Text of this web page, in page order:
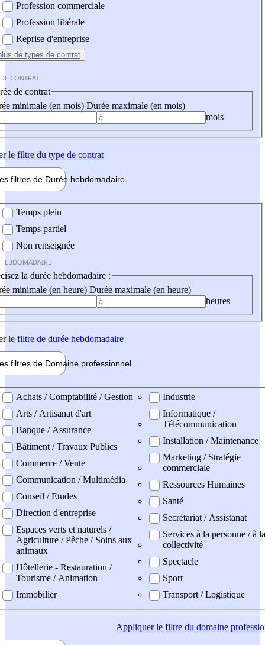
Profession commerciale
Profession libérale
Reprise d'entreprise
de types de contrat
CONTRAT
de contrat
minimale (en mois) Durée maximale (en mois)
mois
le filtre du type de contrat
filtres de Durée hebdomadaire
Temps plein
Temps partiel
Non renseignée
la durée hebdomadaire :
minimale (en heure) Durée maximale (en heure)
heures
le filtre de durée hebdomadaire
filtres de Domaine professionnel
professionel
Achats / Comptabilité / Gestion
Arts / Artisanat d'art
Banque / Assurance
Bâtiment / Travaux Publics
Commerce / Vente
Communication / Multimédia
Conseil / Etudes
Direction d'entreprise
Espaces verts et naturels /
Agriculture / Pêche / Soins aux
animaux
Hôtellerie - Restauration /
Tourisme / Animation
Immobilier
Industrie
Informatique /
Télécommunication
Installation / Maintenance
Marketing / Stratégie
commerciale
Ressources Humaines
Santé
Secrétariat / Assistanat
Services à la personne / à la
collectivité
Spectacle
Sport
Transport / Logistique
Appliquerle filtre du domaine